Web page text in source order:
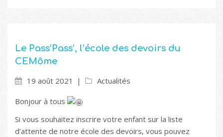
Le Pass’Pass’, l’école des devoirs du
CEMôme
19 août 2021
Actualités
Bonjour à tous
Si vous souhaitez inscrire votre enfant sur la liste
d’attente de notre école des devoirs, vous pouvez